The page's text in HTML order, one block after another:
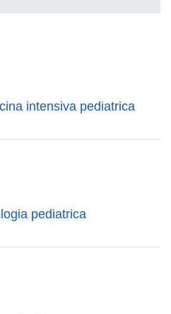
intensiva pediatrica
pediatrica